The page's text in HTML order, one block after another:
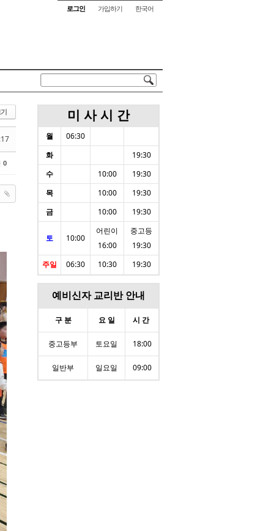
로그인 가입하기 한국어
0
미 사 시 간
월
06:30
화
19:30
수
10:00
19:30
목
10:00
19:30
금
10:00 19:30
토 10:00
어린이
16:00
중고등
19:30
주일
06:30 10:30 19:30
예비신자 교리반 안내
구 분 요 일 시 간
중고등부 토요일 18:00
일반부 일요일 09:00